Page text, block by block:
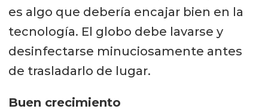
es algo que debería encajar bien en la
tecnología. El globo debe lavarse y
desinfectarse minuciosamente antes
de trasladarlo de lugar.
Buen crecimiento